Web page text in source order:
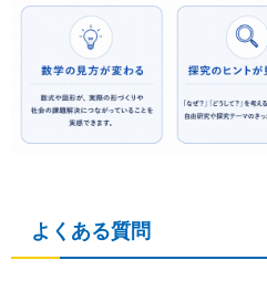
よくある質問